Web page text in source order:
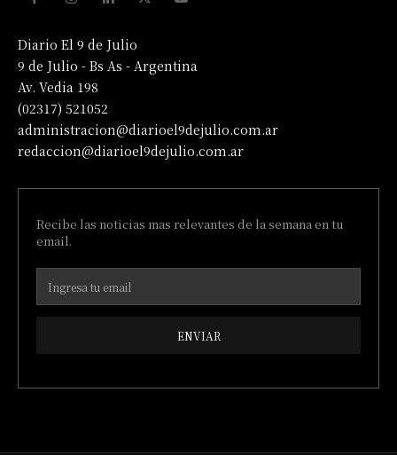
Diario El 9 de Julio
9 de Julio - Bs As - Argentina
Av. Vedia 198
(02317) 521052
administracion@diarioel9dejulio.com.ar
redaccion@diarioel9dejulio.com.ar
Recibe las noticias mas relevantes de la semana en tu
email.
ENVIAR